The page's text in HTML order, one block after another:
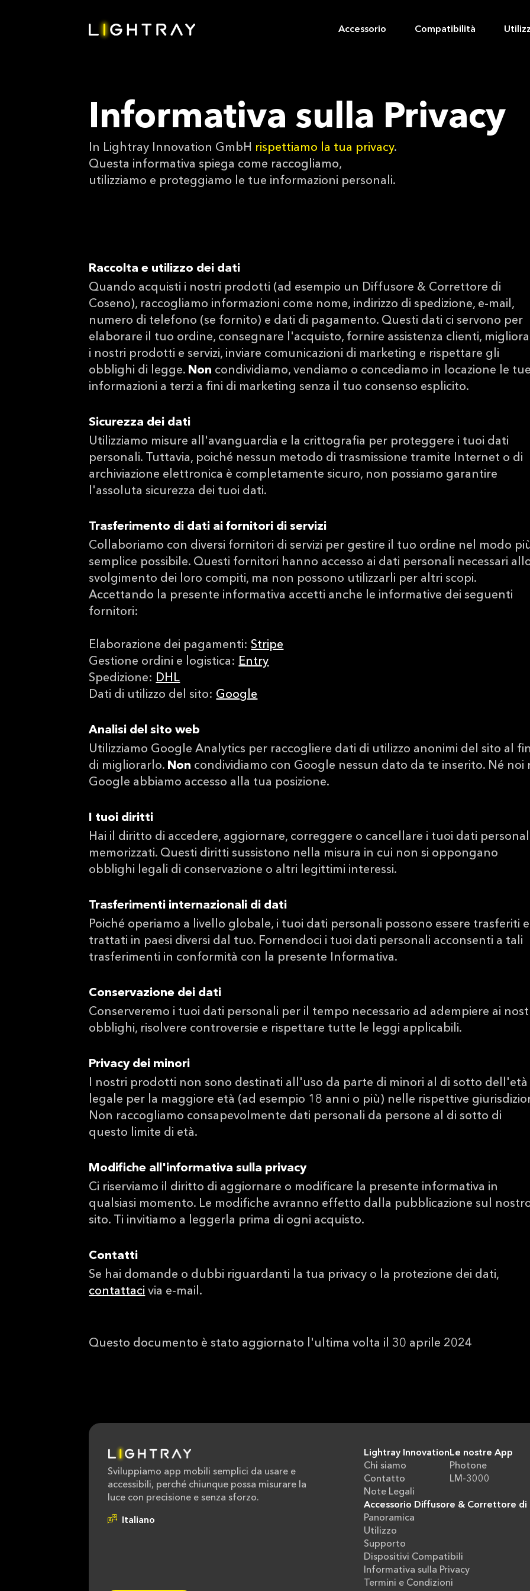
Accessorio Compatibilità
Informativa sulla Privacy
In Lightray Innovation GmbH rispettiamo la tua privacy.
Questa informativa spiega come raccogliamo,
utilizziamo e proteggiamo le tue informazioni personali.
Raccolta e utilizzo dei dati
Quando acquisti i nostri prodotti (ad esempio un Diffusore & Correttore di
Coseno), raccogliamo informazioni come nome, indirizzo di spedizione, e-mail,
numero di telefono (se fornito) e dati di pagamento. Questi dati ci servono per
elaborare il tuo ordine, consegnare l'acquisto, fornire assistenza clienti,
i nostri prodotti e servizi, inviare comunicazioni di marketing e rispettare gli
obblighi di legge. Non condividiamo, vendiamo o concediamo in locazione le
informazioni a terzi a fini di marketing senza il tuo consenso esplicito.
Sicurezza dei dati
Utilizziamo misure all'avanguardia e la crittografia per proteggere i tuoi dati
personali. Tuttavia, poiché nessun metodo di trasmissione tramite Internet o di
archiviazione elettronica è completamente sicuro, non possiamo garantire
l'assoluta sicurezza dei tuoi dati.
Trasferimento di dati ai fornitori di servizi
Collaboriamo con diversi fornitori di servizi per gestire il tuo ordine nel modo
semplice possibile. Questi fornitori hanno accesso ai dati personali necessari
svolgimento dei loro compiti, ma non possono utilizzarli per altri scopi.
Accettando la presente informativa accetti anche le informative dei seguenti
fornitori:
Elaborazione dei pagamenti:Stripe
Gestione ordini e logistica: Entry
Spedizione: DHL
Dati di utilizzo del sito: Google
Analisi del sito web
Utilizziamo Google Analytics per raccogliere dati di utilizzo anonimi del sito al
di migliorarlo. Non condividiamo con Google nessun dato da te inserito. Né noi
Google abbiamo accesso alla tua posizione.
I tuoi diritti
Hai il diritto di accedere, aggiornare, correggere o cancellare i tuoi dati
memorizzati. Questi diritti sussistono nella misura in cui non si oppongano
obblighi legali di conservazione o altri legittimi interessi.
Trasferimenti internazionali di dati
Poiché operiamo a livello globale, i tuoi dati personali possono essere trasferiti e
trattati in paesi diversi dal tuo. Fornendoci i tuoi dati personali acconsenti a tali
trasferimenti in conformità con la presente Informativa.
Conservazione dei dati
Conserveremo i tuoi dati personali per il tempo necessario ad adempiere ai
obblighi, risolvere controversie e rispettare tutte le leggi applicabili.
Privacy dei minori
I nostri prodotti non sono destinati all'uso da parte di minori al di sotto dell'età
legale per la maggiore età (ad esempio 18 anni o più) nelle rispettive
Non raccogliamo consapevolmente dati personali da persone al di sotto di
questo limite di età.
Modifiche all'informativa sulla privacy
Ci riserviamo il diritto di aggiornare o modificare la presente informativa in
qualsiasi momento. Le modifiche avranno effetto dalla pubblicazione sul
sito. Ti invitiamo a leggerla prima di ogni acquisto.
Contatti
Se hai domande o dubbi riguardanti la tua privacy o la protezione dei dati,
contattaci via e-mail.
Questo documento è stato aggiornato l'ultima volta il 30 aprile 2024
Sviluppiamo app mobili semplici da usare e
accessibili, perché chiunque possa misurare la
luce con precisione e senza sforzo.
Lightray Innovation
Chi siamo
Contatto
Note Legali
Le nostre App
Photone
LM-3000
Accessorio Diffusore & Correttore di
Panoramica
Utilizzo
Supporto
Dispositivi Compatibili
Informativa sulla Privacy
Termini e Condizioni